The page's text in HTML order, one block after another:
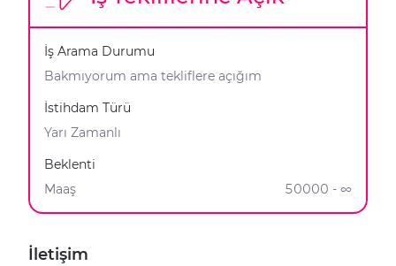
İş Arama Durumu
Bakmıyorum ama tekliflere açığım
İstihdam Türü
Yarı Zamanlı
Beklenti
Maaş
50000 - ∞
İletişim